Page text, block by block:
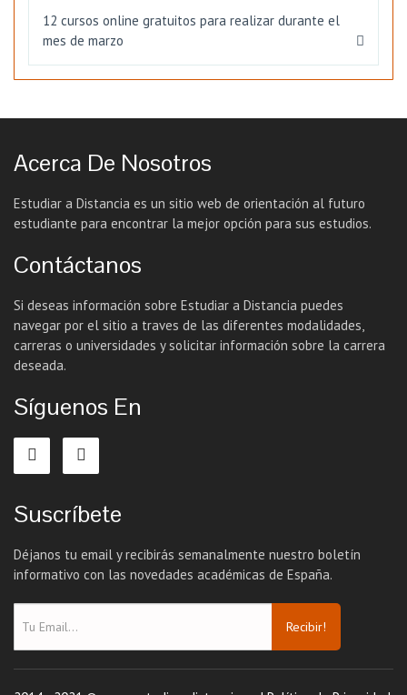
12 cursos online gratuitos para realizar durante el
mes de marzo
Acerca De Nosotros
Estudiar a Distancia es un sitio web de orientación al futuro
estudiante para encontrar la mejor opción para sus estudios.
Contáctanos
Si deseas información sobre Estudiar a Distancia puedes
navegar por el sitio a traves de las diferentes modalidades,
carreras o universidades y solicitar información sobre la carrera
deseada.
Síguenos En
Suscríbete
Déjanos tu email y recibirás semanalmente nuestro boletín
informativo con las novedades académicas de España.
Recibir!